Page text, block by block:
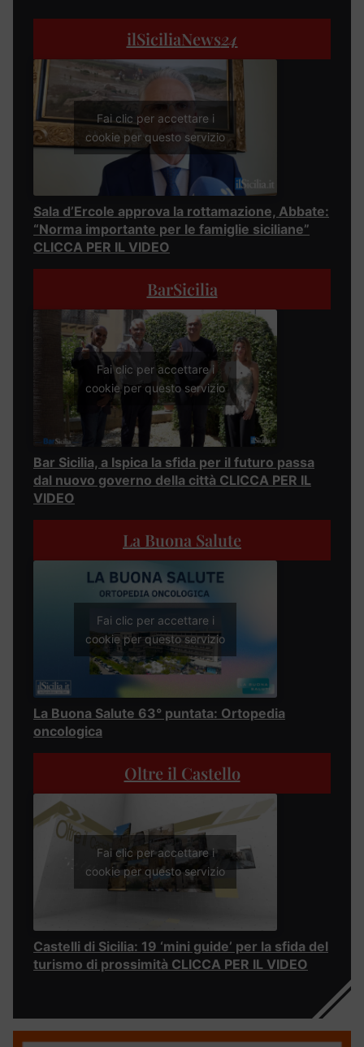
ilSiciliaNews24
Fai clic per accettare i
cookie per questo servizio
Sala d’Ercole approva la rottamazione, Abbate:
“Norma importante per le famiglie siciliane”
CLICCA PER IL VIDEO
BarSicilia
Fai clic per accettare i
cookie per questo servizio
Bar Sicilia, a Ispica la sfida per il futuro passa
dal nuovo governo della città CLICCA PER IL
VIDEO
La Buona Salute
Fai clic per accettare i
cookie per questo servizio
La Buona Salute 63° puntata: Ortopedia
oncologica
Oltre il Castello
Fai clic per accettare i
cookie per questo servizio
Castelli di Sicilia: 19 ‘mini guide’ per la sfida del
turismo di prossimità CLICCA PER IL VIDEO